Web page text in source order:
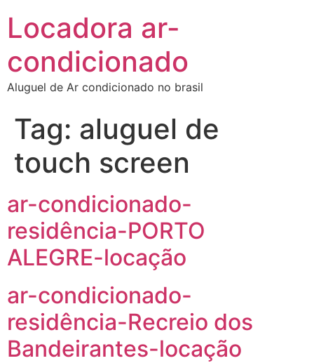
Locadora ar-
condicionado
Aluguel de Ar condicionado no brasil
Tag: aluguel de
touch screen
ar-condicionado-
residência-PORTO
ALEGRE-locação
ar-condicionado-
residência-Recreio dos
Bandeirantes-locação